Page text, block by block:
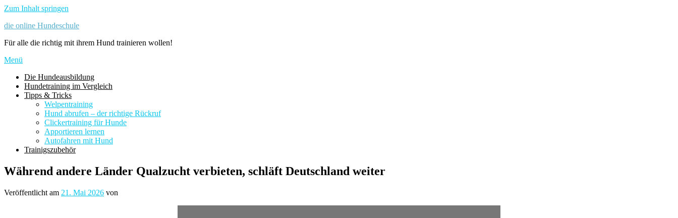
Zum Inhalt springen
die online Hundeschule
Für alle die richtig mit ihrem Hund trainieren wollen!
Menü
Die Hundeausbildung
Hundetraining im Vergleich
Tipps & Tricks
Welpentraining
Hund abrufen – der richtige Rückruf
Clickertraining für Hunde
Apportieren lernen
Autofahren mit Hund
Trainigszubehör
Während andere Länder Qualzucht verbieten, schläft Deutschland weiter
Veröffentlicht am 21. Mai 2026 von